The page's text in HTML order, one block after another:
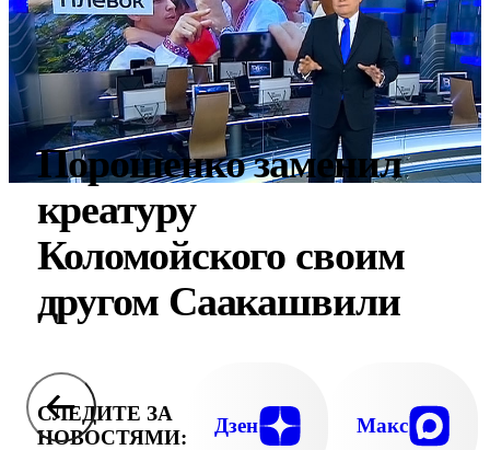
Порошенко заменил
креатуру
Коломойского своим
другом Саакашвили
СЛЕДИТЕ ЗА
НОВОСТЯМИ:
Дзен Макс